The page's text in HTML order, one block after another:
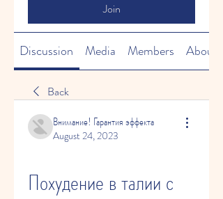
Join
Discussion Media Members About
Back
Внимание! Гарантия эффекта
August 24, 2023
Похудение в талии с